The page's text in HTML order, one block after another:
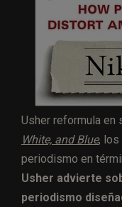
Usher reformula en
White, and Blue, los
periodismo en
Usher advierte
periodismo